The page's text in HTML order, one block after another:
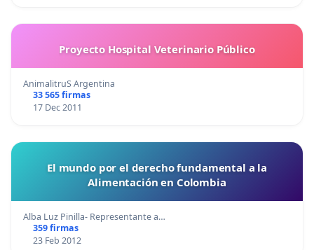
Proyecto Hospital Veterinario Público
AnimalitruS Argentina
33 565 firmas
17 Dec 2011
El mundo por el derecho fundamental a la
Alimentación en Colombia
Alba Luz Pinilla- Representante a…
359 firmas
23 Feb 2012